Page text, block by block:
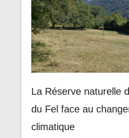
La Réserve naturelle
du Fel face au
climatique